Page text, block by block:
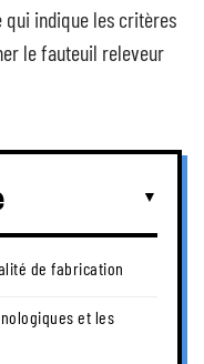
qui indique les critères
le fauteuil releveur
de fabrication
et les